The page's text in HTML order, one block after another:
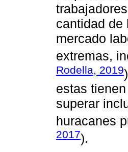
cantidad de
mercado
extremas,
Rodella, 2019
estas
superar
huracanes
2017).